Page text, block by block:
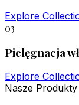
Explore
03
Pielęgnacja
Explore
Nasze Produkty